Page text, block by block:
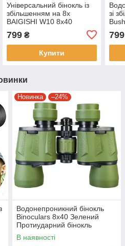
Універсальний бінокль із
збільшенням на 8x
BAIGISHI W10 8x40
полювання Камуфляж
799₴
Купити
зі
799
Новинка –24%
Водонепроникний бінокль
Binoculars 8x40 Зелений
Протиударний бінокль
В наявності